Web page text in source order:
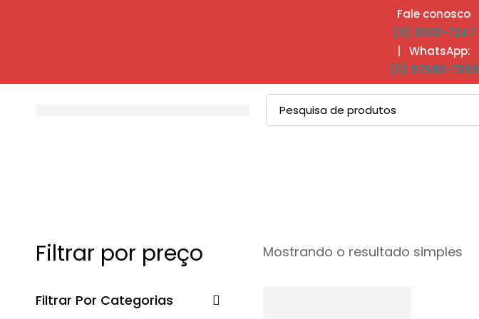
Fale conosco
(11) 3500-7247
| WhatsApp:
(11) 97580-7959
Filtrar por preço
Filtrar Por Categorias
Mostrando o resultado simples